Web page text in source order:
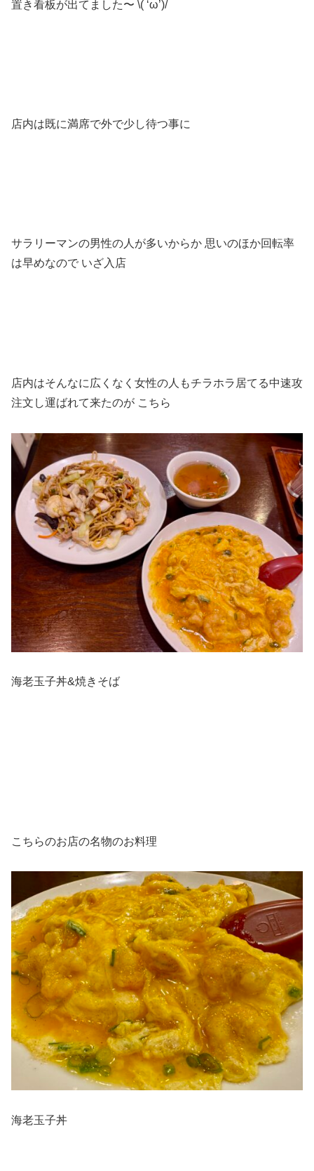
置き看板が出てました〜 \( ‘ω’)/
店内は既に満席で外で少し待つ事に
サラリーマンの男性の人が多いからか 思いのほか回転率
は早めなので いざ入店
店内はそんなに広くなく女性の人もチラホラ居てる中速攻
注文し運ばれて来たのが こちら
海老玉子丼&焼きそば
こちらのお店の名物のお料理
海老玉子丼